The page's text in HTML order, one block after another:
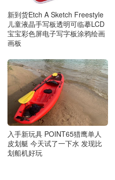
新到货Etch A Sketch Freestyle‎
儿童液晶手写板透明可临摹LCD
宝宝彩色屏电子写字板涂鸦绘画
画板
入手新玩具 POINT65猎鹰单人
皮划艇 今天试了一下水 发现比
划船机好玩